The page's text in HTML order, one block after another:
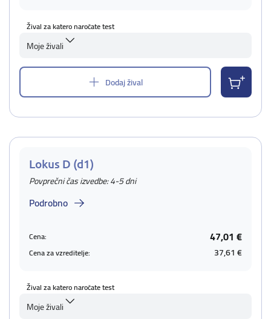
Žival za katero naročate test
Moje živali
Dodaj žival
Lokus D (d1)
Povprečni čas izvedbe: 4-5 dni
Podrobno
Cena: 47,01 €
Cena za vzreditelje: 37,61 €
Žival za katero naročate test
Moje živali